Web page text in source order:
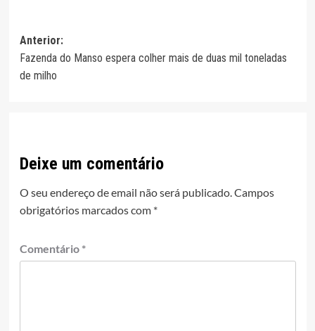
Navegação
de
Anterior:
Fazenda do Manso espera colher mais de duas mil toneladas
de milho
Deixe um comentário
O seu endereço de email não será publicado.Campos
obrigatórios marcados com *
Comentário *